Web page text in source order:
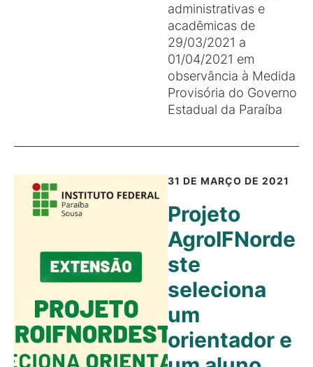
administrativas e
acadêmicas de
29/03/2021 a
01/04/2021 em
observância à Medida
Provisória do Governo
Estadual da Paraíba
31 DE MARÇO DE 2021
Projeto
AgroIFNorde
ste
seleciona
um
orientador e